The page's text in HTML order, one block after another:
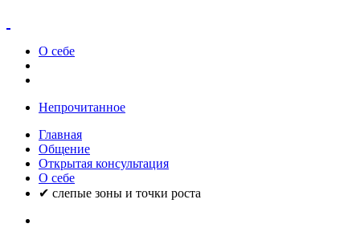
О себе
Непрочитанное
Главная
Общение
Открытая консультация
О себе
✔ слепые зоны и точки роста